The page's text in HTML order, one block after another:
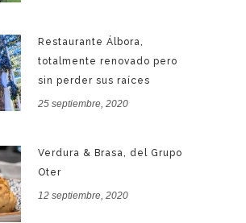
Restaurante Álbora,
totalmente renovado pero
sin perder sus raíces
25 septiembre, 2020
Verdura & Brasa, del Grupo
Oter
12 septiembre, 2020